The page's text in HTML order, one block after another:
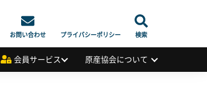
お問い合わせ プライバシーポリシー 検索
会員サービス 原産協会について